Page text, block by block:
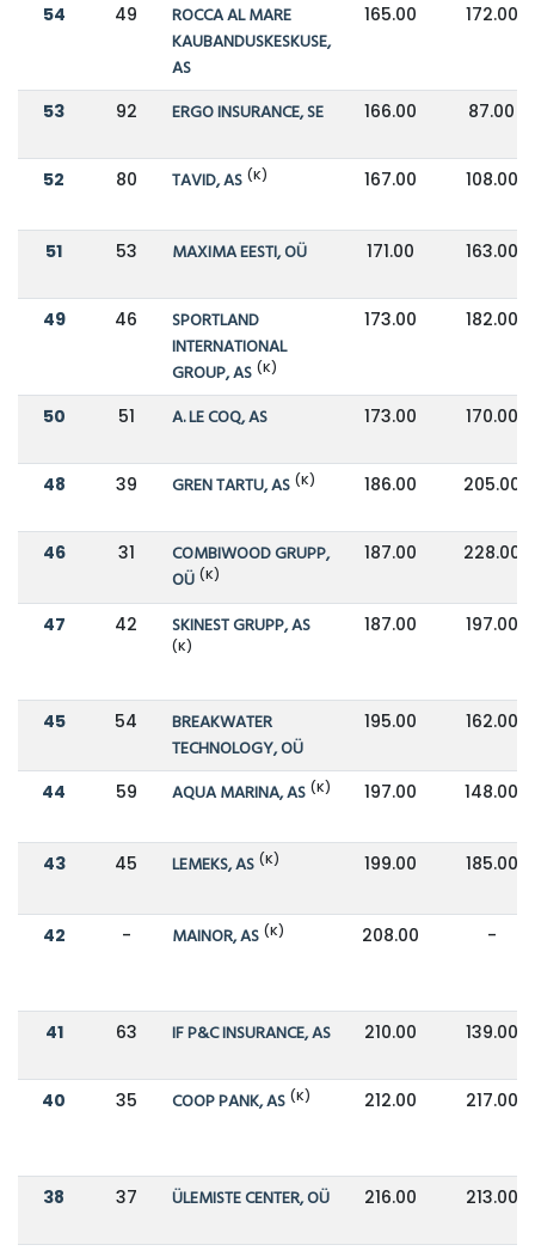
54 49
ROCCA AL MARE
KAUBANDUSKESKUSE,
AS
165.00 172.00
53 92 ERGO INSURANCE, SE 166.00 87.00
52 80 TAVID, AS (K) 167.00 108.00
51 53 MAXIMA EESTI, OÜ 171.00 163.00
49 46
SPORTLAND
INTERNATIONAL
GROUP, AS (K)
173.00 182.00
50 51 A. LE COQ, AS 173.00 170.00
48 39 GREN TARTU, AS (K) 186.00 205.00
46 31
COMBIWOOD GRUPP,
OÜ (K)
187.00 228.00
47 42 SKINEST GRUPP, AS
(K)
187.00 197.00
45 54
BREAKWATER
TECHNOLOGY, OÜ
195.00 162.00
44 59 AQUA MARINA, AS (K) 197.00 148.00
43 45 LEMEKS, AS (K) 199.00 185.00
42 - MAINOR, AS (K) 208.00 -
41 63 IF P&C INSURANCE, AS 210.00 139.00
40 35 COOP PANK, AS (K) 212.00 217.00
38 37 ÜLEMISTE CENTER, OÜ 216.00 213.00